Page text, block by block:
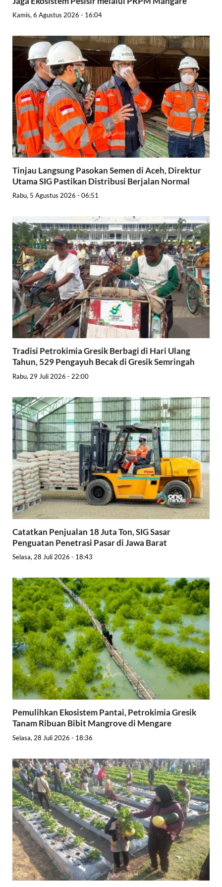
Kamis, 6 Agustus 2026 - 16:04
Tinjau Langsung Pasokan Semen di Aceh, Direktur
Utama SIG Pastikan Distribusi Berjalan Normal
Rabu, 5 Agustus 2026 - 06:51
Tradisi Petrokimia Gresik Berbagi di Hari Ulang
Tahun, 529 Pengayuh Becak di Gresik Semringah
Rabu, 29 Juli 2026 - 22:00
Catatkan Penjualan 18 Juta Ton, SIG Sasar
Penguatan Penetrasi Pasar di Jawa Barat
Selasa, 28 Juli 2026 - 18:43
Pemulihkan Ekosistem Pantai, Petrokimia Gresik
Tanam Ribuan Bibit Mangrove di Mengare
Selasa, 28 Juli 2026 - 18:36